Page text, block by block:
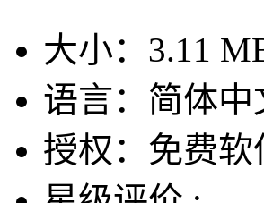
大小： 3.11
语言： 简体中
授权： 免费软